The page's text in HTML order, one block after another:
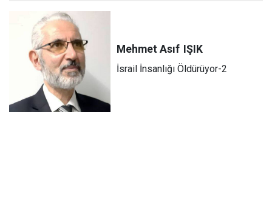
Mehmet Asıf IŞIK
İsrail İnsanlığı Öldürüyor-2